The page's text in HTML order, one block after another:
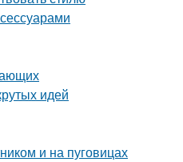
идей
и на пуговицах